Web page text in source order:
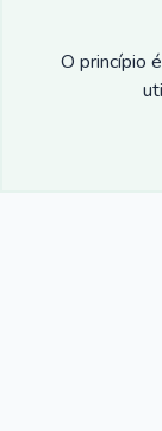
O princípio